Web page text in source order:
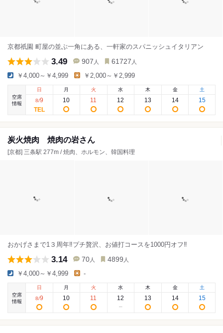
京都祇園 町屋の並ぶ一角にある、一軒家のスパニッシュイタリアン
3.49 907 人 61727 人
￥4,000～￥4,999 ￥2,000～￥2,999
空席
情報
日
8/9
月
10
火
11
水
12
木
13
金
14
土
15
炭火焼肉 焼肉の岩さん
[京都] 三条駅 277m / 焼肉、ホルモン、韓国料理
おかげさまで1３周年‼プチ贅沢、お値打コースを1000円オフ‼
3.14 70 人 4899 人
￥4,000～￥4,999 -
空席
情報
日
8/9
月
10
火
11
水
12
木
13
金
14
土
15